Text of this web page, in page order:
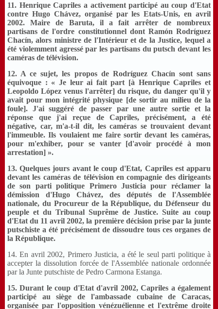
11. Henrique Capriles a activement participé au coup d'Etat
contre Hugo Chávez, organisé par les Etats-Unis, en avril
2002. Maire de Baruta, il a fait arrêter de nombreux
partisans de l'ordre constitutionnel dont Ramón Rodríguez
Chacín, alors ministre de l'Intérieur et de la Justice, lequel a
été violemment agressé par les partisans du putsch devant les
caméras de télévision.
12. A ce sujet, les propos de Rodríguez Chacín sont sans
équivoque : « Je leur ai fait part [à Henrique Capriles et
Leopoldo López venus l'arrêter] du risque, du danger qu'il y
avait pour mon intégrité physique [de sortir au milieu de la
foule]. J'ai suggéré de passer par une autre sortie et la
réponse que j'ai reçue de Capriles, précisément, a été
négative, car, m'a-t-il dit, les caméras se trouvaient devant
l'immeuble. Ils voulaient me faire sortir devant les caméras,
pour m'exhiber, pour se vanter [d'avoir procédé à mon
arrestation] ».
13. Quelques jours avant le coup d'Etat, Capriles est apparu
devant les caméras de télévision en compagnie des dirigeants
de son parti politique Primero Justicia pour réclamer la
démission d'Hugo Chávez, des députés de l'Assemblée
nationale, du Procureur de la République, du Défenseur du
peuple et du Tribunal Suprême de Justice. Suite au coup
d'Etat du 11 avril 2002, la première décision prise par la junte
putschiste a été précisément de dissoudre tous ces organes de
la République.
14. En avril 2002, Primero Justicia, a été le seul parti politique à
accepter la dissolution forcée de l'Assemblée nationale ordonnée
par la Junte putschiste de Pedro Carmona Estanga.
15. Durant le coup d'Etat d'avril 2002, Capriles a également
participé au siège de l'ambassade cubaine de Caracas,
organisée par l'opposition vénézuélienne et l'extrême droite